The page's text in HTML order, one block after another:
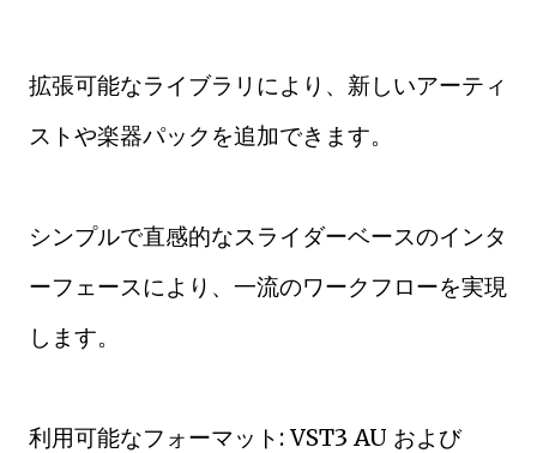
拡張可能なライブラリにより、新しいアーティ
ストや楽器パックを追加できます。
シンプルで直感的なスライダーベースのインタ
ーフェースにより、一流のワークフローを実現
します。
利用可能なフォーマット: VST3 AU および